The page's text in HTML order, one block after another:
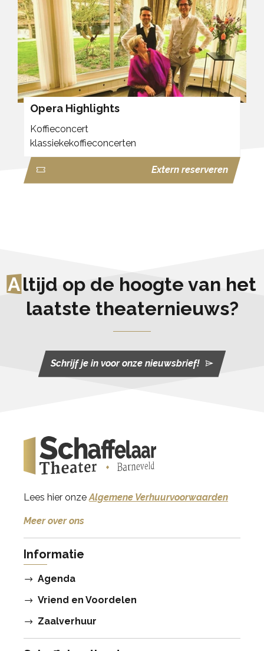
Opera Highlights
Koffieconcert
klassiekekoffieconcerten
Extern reserveren
Altijd op de hoogte van het
laatste theaternieuws?
Schrijf je in voor onze nieuwsbrief!
Lees hier onze Algemene Verhuurvoorwaarden
Meer over ons
Informatie
Agenda
Vriend en Voordelen
Zaalverhuur